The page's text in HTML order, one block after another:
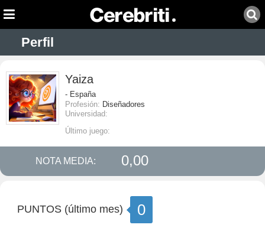
Perfil
Yaiza
- España
Profesión: Diseñadores
Universidad:
Último juego:
NOTA MEDIA: 0,00
PUNTOS (último mes) 0